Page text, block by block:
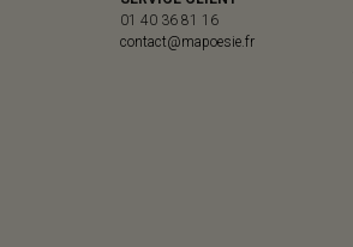
01 40 36 81 16
contact@mapoesie.fr